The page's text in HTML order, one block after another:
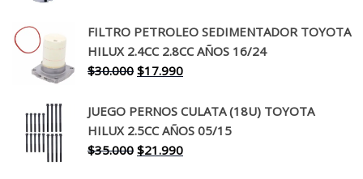
original
era:
$260.000.
actual
es:
FILTRO PETROLEO SEDIMENTADOR TOYOTA
HILUX 2.4CC 2.8CC AÑOS 16/24
$30.000 El
original
era:
$30.000.
$17.990El
actual
es:
$17.990.
JUEGO PERNOS CULATA (18U) TOYOTA
HILUX 2.5CC AÑOS 05/15
$35.000 El
$21.990El